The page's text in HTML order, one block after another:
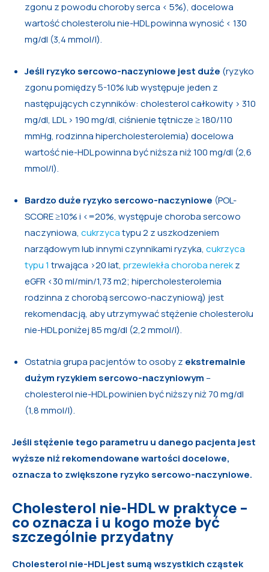
zgonu z powodu choroby serca < 5%), docelowa
wartość cholesterolu nie-HDL powinna wynosić < 130
mg/dl (3,4 mmol/l).
Jeśli ryzyko sercowo-naczyniowe jest duże (ryzyko
zgonu pomiędzy 5-10% lub występuje jeden z
następujących czynników: cholesterol całkowity > 310
mg/dl, LDL > 190 mg/dl, ciśnienie tętnicze ≥ 180/110
mmHg, rodzinna hipercholesterolemia) docelowa
wartość nie-HDL powinna być niższa niż 100 mg/dl (2,6
mmol/l).
Bardzo duże ryzyko sercowo-naczyniowe (POL-
SCORE ≥10% i <=20%, występuje choroba sercowo
naczyniowa, cukrzycatypu 2 z uszkodzeniem
narządowym lub innymi czynnikami ryzyka, cukrzyca
typu 1 trwająca >20 lat, przewlekła choroba nerekz
eGFR <30 ml/min/1,73 m2; hipercholesterolemia
rodzinna z chorobą sercowo-naczyniową) jest
rekomendacją, aby utrzymywać stężenie cholesterolu
nie-HDL poniżej 85 mg/dl (2,2 mmol/l).
Ostatnia grupa pacjentów to osoby z ekstremalnie
dużym ryzykiem sercowo-naczyniowym –
cholesterol nie-HDL powinien być niższy niż 70 mg/dl
(1,8 mmol/l).
Jeśli stężenie tego parametru u danego pacjenta jest
wyższe niż rekomendowane wartości docelowe,
oznacza to zwiększone ryzyko sercowo-naczyniowe.
Cholesterol nie-HDL w praktyce –
co oznacza i u kogo może być
szczególnie przydatny
Cholesterol nie-HDL jest sumą wszystkich cząstek